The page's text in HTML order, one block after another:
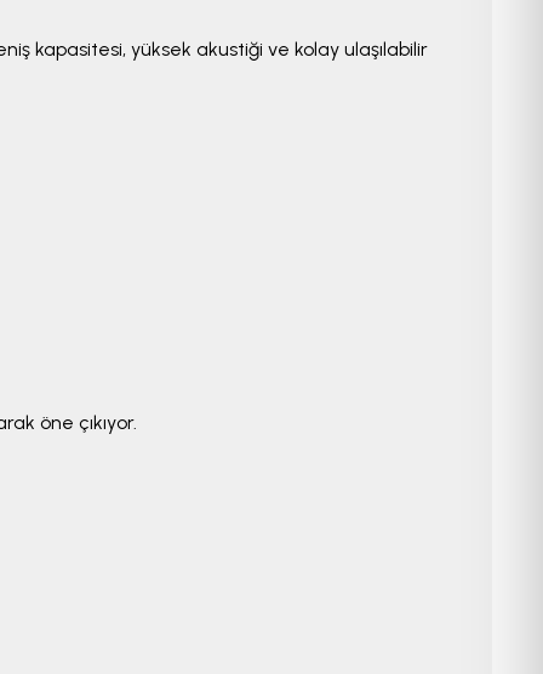
kapasitesi, yüksek akustiği ve kolay ulaşılabilir
öne çıkıyor.